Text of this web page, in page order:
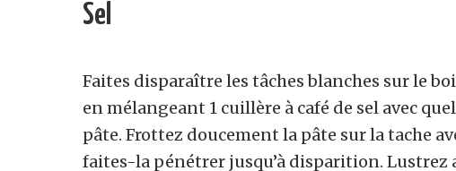
Sel
Faites disparaître les tâches blanches sur le
en mélangeant 1 cuillère à café de sel avec
pâte. Frottez doucement la pâte sur la tache
faites-la pénétrer jusqu’à disparition. Lustrez